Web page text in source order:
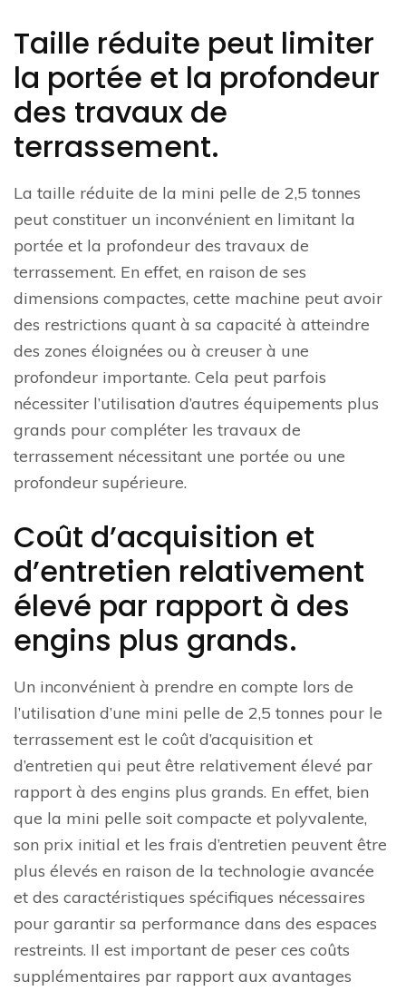
Taille réduite peut limiter
la portée et la profondeur
des travaux de
terrassement.
La taille réduite de la mini pelle de 2,5 tonnes
peut constituer un inconvénient en limitant la
portée et la profondeur des travaux de
terrassement. En effet, en raison de ses
dimensions compactes, cette machine peut avoir
des restrictions quant à sa capacité à atteindre
des zones éloignées ou à creuser à une
profondeur importante. Cela peut parfois
nécessiter l’utilisation d’autres équipements plus
grands pour compléter les travaux de
terrassement nécessitant une portée ou une
profondeur supérieure.
Coût d’acquisition et
d’entretien relativement
élevé par rapport à des
engins plus grands.
Un inconvénient à prendre en compte lors de
l’utilisation d’une mini pelle de 2,5 tonnes pour le
terrassement est le coût d’acquisition et
d’entretien qui peut être relativement élevé par
rapport à des engins plus grands. En effet, bien
que la mini pelle soit compacte et polyvalente,
son prix initial et les frais d’entretien peuvent être
plus élevés en raison de la technologie avancée
et des caractéristiques spécifiques nécessaires
pour garantir sa performance dans des espaces
restreints. Il est important de peser ces coûts
supplémentaires par rapport aux avantages